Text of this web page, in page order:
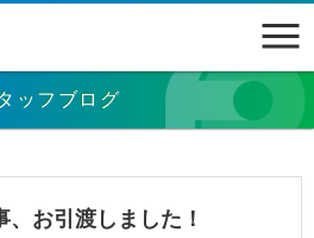
ッフブログ
、お引渡しました！